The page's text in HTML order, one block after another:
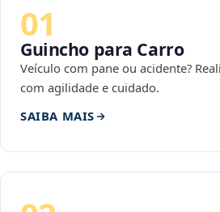
01
Guincho para Carro
Veículo com pane ou acidente?
com agilidade e cuidado.
SAIBA MAIS